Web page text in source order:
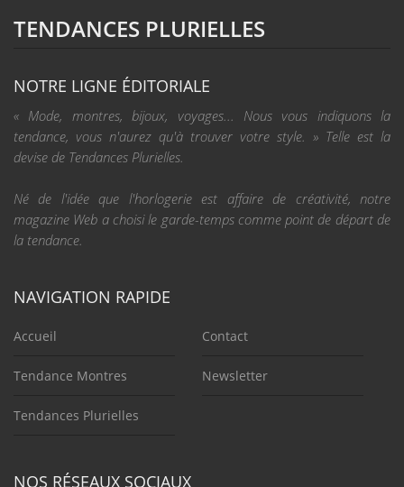
TENDANCES PLURIELLES
NOTRE LIGNE ÉDITORIALE
« Mode, montres, bijoux, voyages... Nous vous indiquons la
tendance, vous n'aurez qu'à trouver votre style. » Telle est la
devise de Tendances Plurielles.
Né de l'idée que l'horlogerie est affaire de créativité, notre
magazine Web a choisi le garde-temps comme point de départ de
la tendance.
NAVIGATION RAPIDE
Accueil
Tendance Montres
Tendances Plurielles
Contact
Newsletter
NOS RÉSEAUX SOCIAUX